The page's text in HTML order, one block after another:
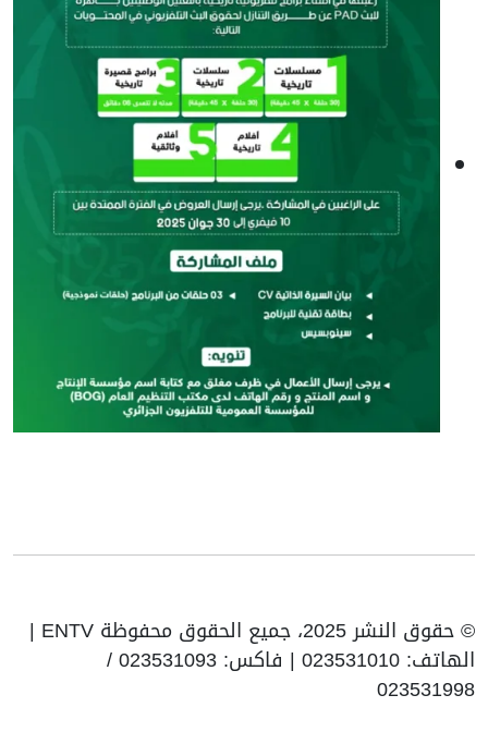
© حقوق النشر 2025، جميع الحقوق محفوظة ENTV |
الهاتف: 023531010 | فاكس: 023531093 /
023531998